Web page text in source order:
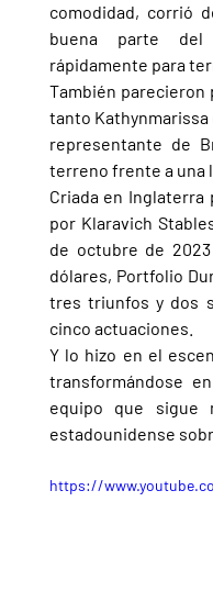
comodidad, corrió
buena parte
rápidamente para
También parecieron
tanto Kathynmarissa
representante de
terreno frente a una
Criada en Inglaterra
por Klaravich
de octubre de
dólares, Portfolio
tres triunfos y dos
cinco actuaciones.
Y lo hizo en el
transformándose
equipo que sigue
estadounidense
https://